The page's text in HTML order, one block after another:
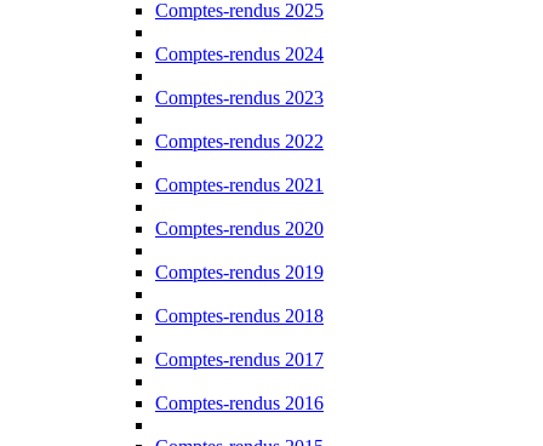
Comptes-rendus 2025
Comptes-rendus 2024
Comptes-rendus 2023
Comptes-rendus 2022
Comptes-rendus 2021
Comptes-rendus 2020
Comptes-rendus 2019
Comptes-rendus 2018
Comptes-rendus 2017
Comptes-rendus 2016